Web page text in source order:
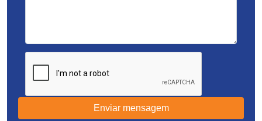
Enviar mensagem